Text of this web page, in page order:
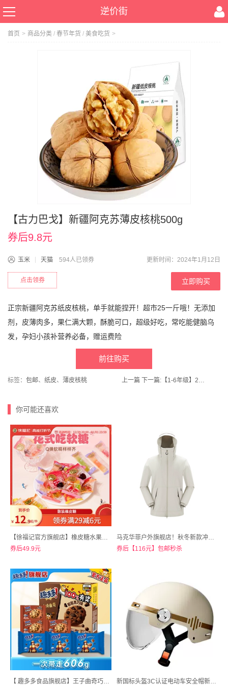
逆价街
首页 > 商品分类 / 春节年货 / 美食吃货 >
【古力巴戈】新疆阿克苏薄皮核桃500g
券后9.8元
玉米 天猫 594人已领券 更新时间：2024年1月12日
点击领券 立即购买
正宗新疆阿克苏纸皮核桃，单手就能捏开！超市25一斤哦！无添加
剂，皮薄肉多，果仁满大颗，酥脆可口，超级好吃，常吃能健脑乌
发，孕妇小孩补营养必备，赠运费险
前往购买
标签： 包邮、 纸皮、 薄皮核桃 上一篇 下一篇: 【1-6年级】2024新小学状元语文/数学/英语笔记
你可能还喜欢
【徐福记官方旗舰店】橡皮糖水果汁软糖混合散装1200g
券后49.9元
马克华菲户外旗舰店！秋冬新款冲锋衣多款可选
券后【116元】包邮秒杀
【 趣多多食品旗舰店】王子曲奇巧克力味零食组合 新国标头盔3C认证电动车安全帽新款四季通用